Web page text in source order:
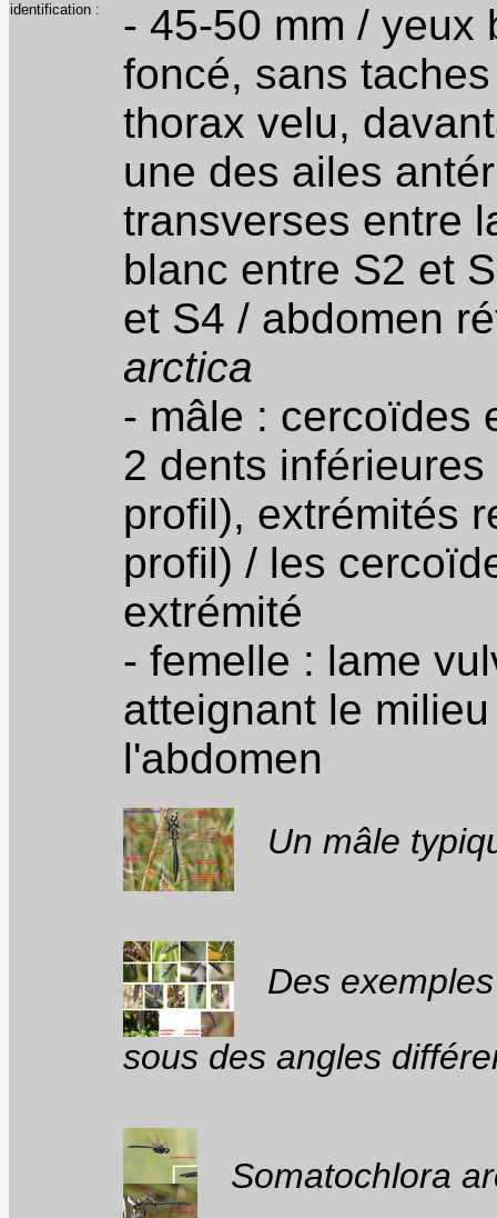
identification :
- 45-50 mm / yeux
foncé, sans
thorax velu,
une des ailes
transverses entre
blanc entre S2 et
et S4 / abdomen
arctica
- mâle : cercoïdes
2 dents
profil), extrémités
profil) / les
extrémité
- femelle : lame
atteignant le
l'abdomen
Un mâle
Des
sous des angles
Somatochlora